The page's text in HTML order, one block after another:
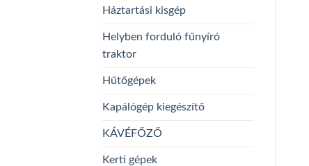
Háztartási kisgép
Helyben forduló fűnyíró
traktor
Hűtőgépek
Kapálógép kiegészítő
KÁVÉFŐZŐ
Kerti gépek